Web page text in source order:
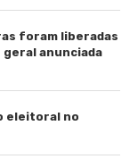
foram liberadas
anunciada
eleitoral no